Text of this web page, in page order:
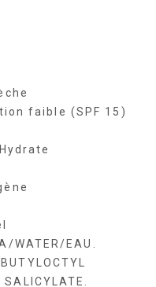
faible (SPF 15)
Hydrate
WATER/EAU.